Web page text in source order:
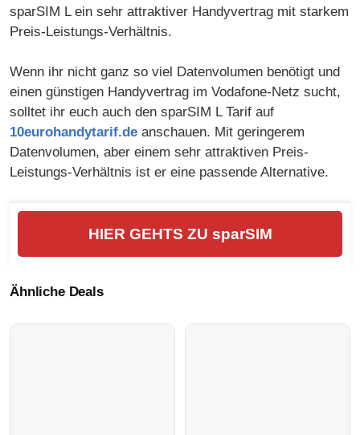
sparSIM L ein sehr attraktiver Handyvertrag mit starkem
Preis-Leistungs-Verhältnis.
Wenn ihr nicht ganz so viel Datenvolumen benötigt und
einen günstigen Handyvertrag im Vodafone-Netz sucht,
solltet ihr euch auch den sparSIM L Tarif auf
10eurohandytarif.de anschauen. Mit geringerem
Datenvolumen, aber einem sehr attraktiven Preis-
Leistungs-Verhältnis ist er eine passende Alternative.
HIER GEHTS ZU sparSIM
Ähnliche Deals